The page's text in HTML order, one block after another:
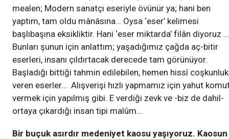
mealen; Modern sanatçı eseriyle övünür ya; hani ben
yaptım, tam oldu mânâsına… Oysa ‘eser’ kelimesi
başlıbaşına eksikliktir. Hani ‘eser miktarda’ filân diyoruz …
Bunları şunun için anlattım; yaşadığımız çağda aç-bitir
eserleri, insanı çıldırtacak derecede tam görünüyor.
Başladığı bittiği tahmin edilebilen, hemen hissî coşkunluk
veren eserler… Alışverişi hızlı yapmamız için yahut
vermek için yapılmış gibi. E verdiği zevk ve -biz de dahil-
ortaya çıkardığı insan tipi malûm…
Bir buçuk asırdır medeniyet kaosu yaşıyoruz. Kaosun